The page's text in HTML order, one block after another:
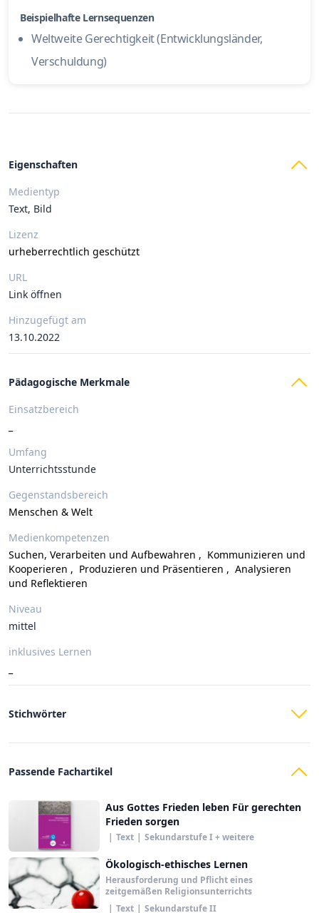
Beispielhafte Lernsequenzen
Weltweite Gerechtigkeit (Entwicklungsländer,
Verschuldung)
Eigenschaften
Medientyp
Text, Bild
Lizenz
urheberrechtlich geschützt
URL
Link öffnen
Hinzugefügt am
13.10.2022
Pädagogische Merkmale
Einsatzbereich
Umfang
Unterrichtsstunde
Gegenstandsbereich
Menschen & Welt
Medienkompetenzen
Suchen, Verarbeiten und Aufbewahren , Kommunizieren und
Kooperieren , Produzieren und Präsentieren , Analysieren
und Reflektieren
Niveau
mittel
inklusives Lernen
Stichwörter
Passende Fachartikel
Aus Gottes Frieden leben Für gerechten
Frieden sorgen
| Text | Sekundarstufe I + weitere
Ökologisch-ethisches Lernen
Herausforderung und Pflicht eines
zeitgemäßen Religionsunterrichts
| Text | Sekundarstufe II